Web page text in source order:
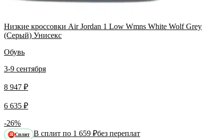
Низкие кроссовки Air Jordan 1 Low Wmns White Wolf Grey
(Серый) Унисекс
Обувь
3-9 сентября
8 947 ₽
6 635 ₽
-26%
Я Сплит В сплит по 1 659 ₽без переплат